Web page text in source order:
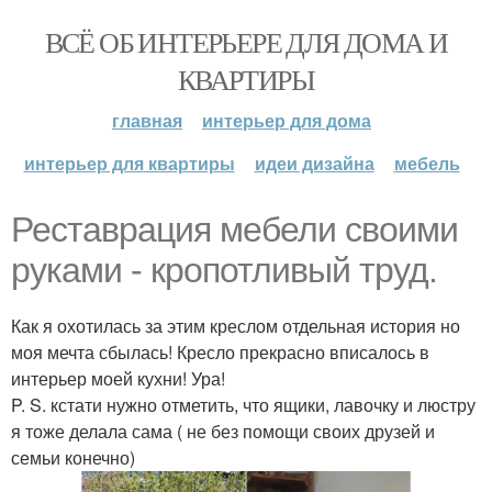
ВСЁ ОБ ИНТЕРЬЕРЕ ДЛЯ ДОМА И
КВАРТИРЫ
главная
интерьер для дома
интерьер для квартиры
идеи дизайна мебель
Реставрация мебели своими
руками - кропотливый труд.
Как я охотилась за этим креслом отдельная история но
моя мечта сбылась! Кресло прекрасно вписалось в
интерьер моей кухни! Ура!
P. S. кстати нужно отметить, что ящики, лавочку и люстру
я тоже делала сама ( не без помощи своих друзей и
семьи конечно)